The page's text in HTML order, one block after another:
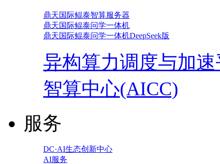
鼎天国际鲲泰智算服务器
鼎天国际鲲泰问学一体机
鼎天国际鲲泰问学一体机DeepSeek版
异构算力调度与加
智算中心(AICC)
服务
DC·AI生态创新中心
AI服务